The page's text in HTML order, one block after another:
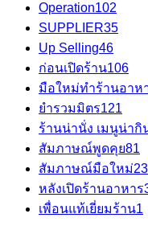
Operation102
SUPPLIER35
Up Selling46
ก่อนเปิดร้าน106
มือใหม่ทำร้านอาห
ยำรวมมิตร121
ร้านน่านั่ง เมนูน่ากิ
สัมภาษณ์พูดคุย81
สัมภาษณ์มือใหม่23
หลังเปิดร้านอาหาร
เพื่อนแท้เยี่ยมร้าน1